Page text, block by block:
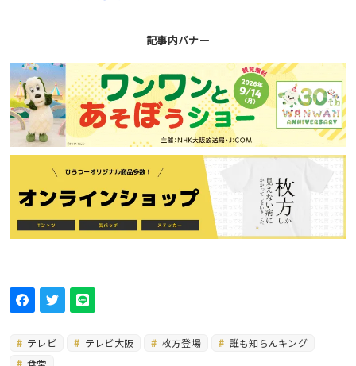
記事内バナー
テレビ テレビ大阪 枚方登場
誰も知らんキング
食堂